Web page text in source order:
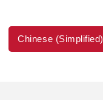
Chinese (Simplified)